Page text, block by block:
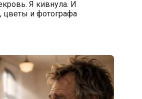
Я кивнула. И
цветы и фотографа